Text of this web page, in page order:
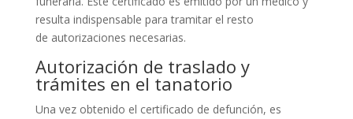
resulta indispensable para tramitar el resto
de autorizaciones necesarias.
Autorización de traslado y
trámites en el tanatorio
Una vez obtenido el certificado de defunción, es